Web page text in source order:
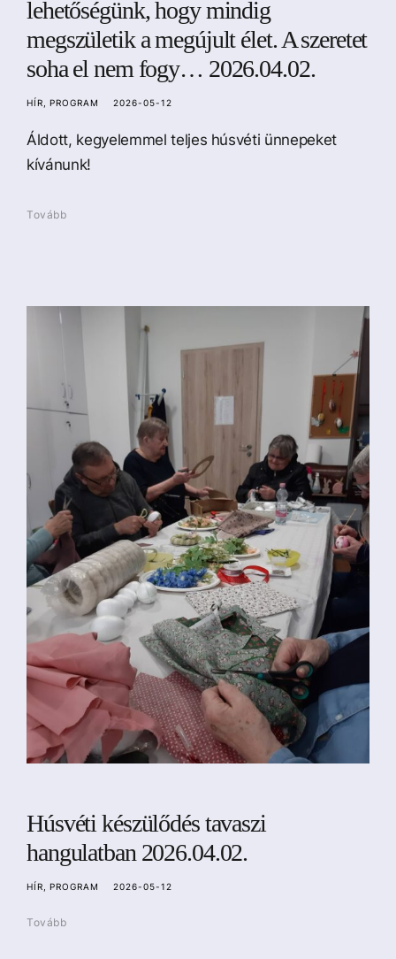
lehetőségünk, hogy mindig
megszületik a megújult élet. A szeretet
soha el nem fogy… 2026.04.02.
HÍR PROGRAM 2026-05-12
Áldott, kegyelemmel teljes húsvéti ünnepeket
kívánunk!
Tovább
Húsvéti készülődés tavaszi
hangulatban 2026.04.02.
HÍR PROGRAM 2026-05-12
Tovább